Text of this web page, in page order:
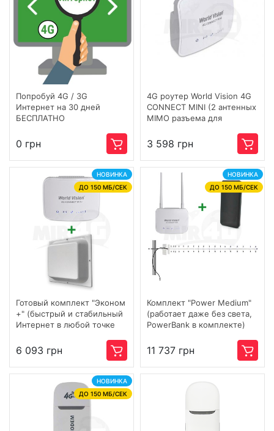
Попробуй 4G / 3G
Интернет на 30 дней
БЕСПЛАТНО
0 грн
4G роутер World Vision 4G
CONNECT MINI (2 антенных
MIMO разъема для
антенн)
3 598 грн
НОВИНКА
ДО 150 МБ/СЕК
Готовый комплект "Эконом
+" (быстрый и стабильный
Интернет в любой точке
количества подключений)
6 093 грн
НОВИНКА
ДО 150 МБ/СЕК
Комплект "Power Medium"
(работает даже без света,
PowerBank в комплекте)
11 737 грн
НОВИНКА
ДО 150 МБ/СЕК